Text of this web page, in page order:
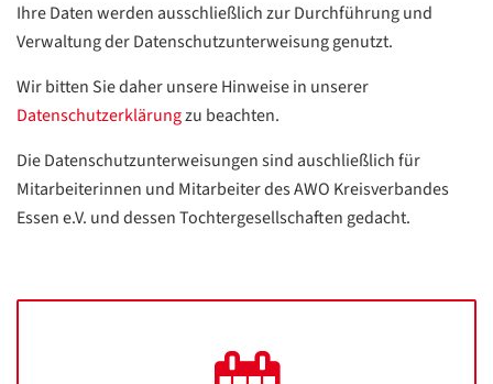
Ihre Daten werden ausschließlich zur Durchführung und
Verwaltung der Datenschutzunterweisung genutzt.
Wir bitten Sie daher unsere Hinweise in unserer
Datenschutzerklärungzu beachten.
Die Datenschutzunterweisungen sind auschließlich für
Mitarbeiterinnen und Mitarbeiter des AWO Kreisverbandes
Essen e.V. und dessen Tochtergesellschaften gedacht.